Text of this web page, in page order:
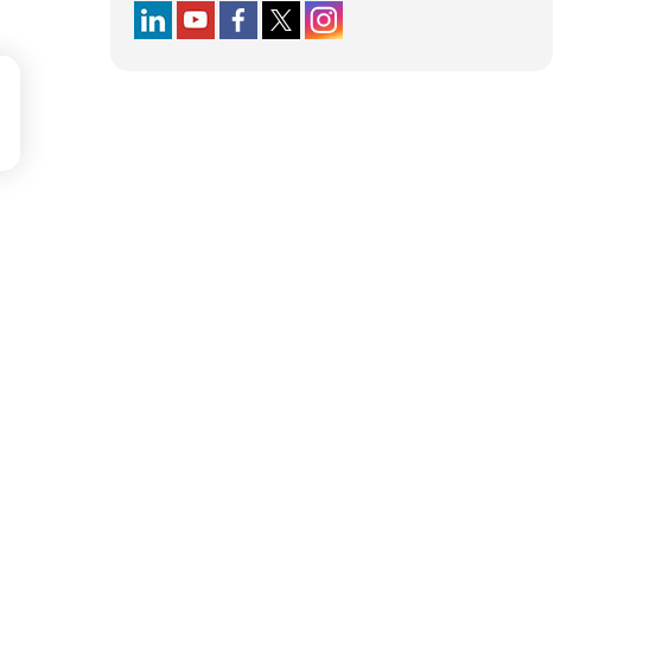
Follow us on LinkedIn
Follow us on YouTube
Follow us on Facebook
Follow us on X (formerly Twitter)
Follow us on Instagram